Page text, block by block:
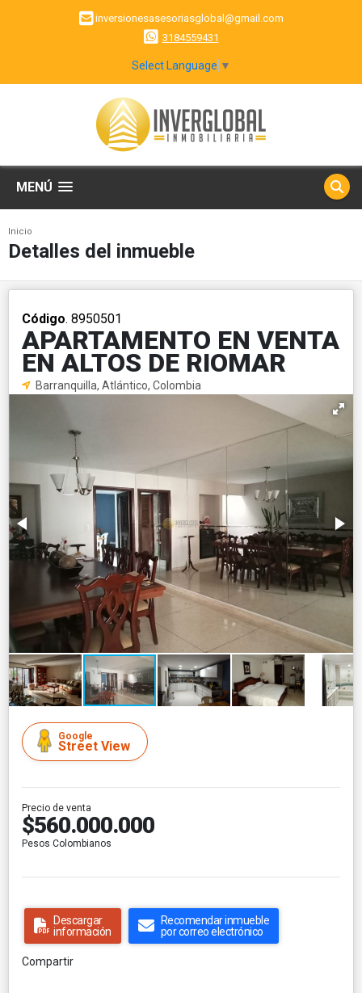
inversionesasesoriasglobal@gmail.com
3184559431
Select Language ▼
MENÚ
Inicio
Detalles del inmueble
Código. 8950501
APARTAMENTO EN VENTA
EN ALTOS DE RIOMAR
Barranquilla, Atlántico, Colombia
Google
Street View
Precio de venta
$560.000.000
Pesos Colombianos
Descargar
información
Recomendar inmueble
por correo electrónico
Compartir